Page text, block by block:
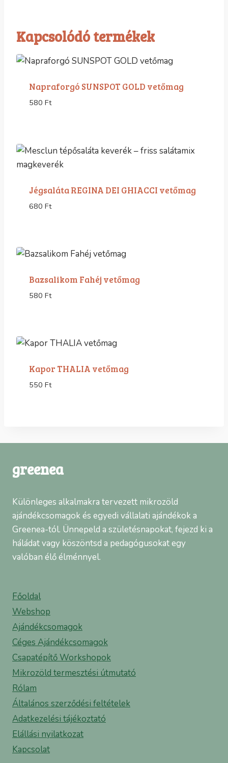
Kapcsolódó termékek
Napraforgó SUNSPOT GOLD vetőmag
580 Ft
Jégsaláta REGINA DEI GHIACCI vetőmag
680 Ft
Bazsalikom Fahéj vetőmag
580 Ft
Kapor THALIA vetőmag
550 Ft
greenea
Különleges alkalmakra tervezett mikrozöld
ajándékcsomagok és egyedi vállalati ajándékok a
Greenea-tól. Ünnepeld a születésnapokat, fejezd ki a
háládat vagy köszöntsd a pedagógusokat egy
valóban élő élménnyel.
Főoldal
Webshop
Ajándékcsomagok
Céges Ajándékcsomagok
Csapatépítő Workshopok
Mikrozöld termesztési útmutató
Rólam
Általános szerződési feltételek
Adatkezelési tájékoztató
Elállási nyilatkozat
Kapcsolat